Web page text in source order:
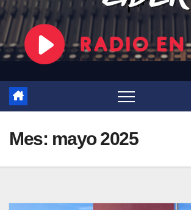
Mes: mayo 2025